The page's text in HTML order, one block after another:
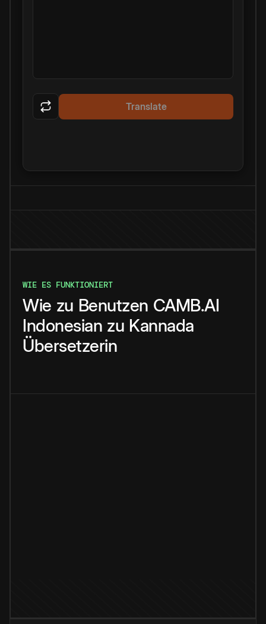
Translate
WIE ES FUNKTIONIERT
Wie zu Benutzen CAMB.AI
Indonesian zu Kannada
Übersetzerin